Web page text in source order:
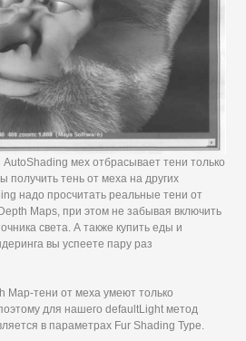
мех отбрасывает тени только
получить тень от меха на других
надо просчитать реальные тени от
Maps, при этом не забывая включить
света. А также купить еды и
вы успеете пару раз
Map-тени от меха умеют только
для нашего defaultLight метод
в параметрах Fur Shading Type.